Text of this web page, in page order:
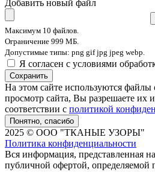
Добавить новый файл
Максимум 10 файлов.
Ограничение 999 МБ.
Допустимые типы: png gif jpg jpeg webp.
Я согласен с условиями
Сохранить
На этом сайте используются
просмотр сайта, Вы разрешаете их
соответствии с политикой
Понятно, спасибо
2025 © ООО "ТКАНЫЕ УЗОРЫ"
Политика конфиденциальности
Вся информация, представленная на
публичной офертой, определяемой